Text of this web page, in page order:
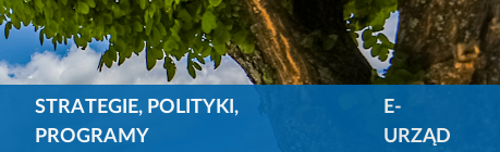
STRATEGIE, POLITYKI,
PROGRAMY
E-
URZĄD